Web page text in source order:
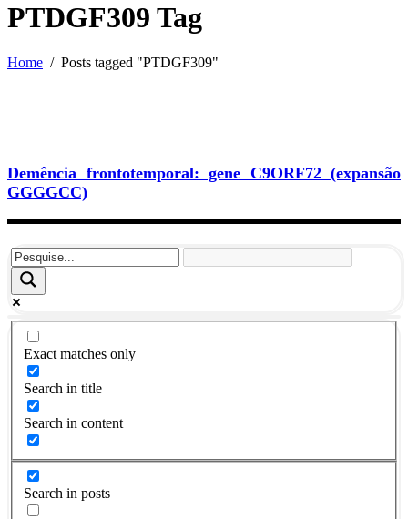
PTDGF309 Tag
Home / Posts tagged "PTDGF309"
Demência frontotemporal: gene C9ORF72 (expansão
GGGGCC)
Exact matches only
Search in title
Search in content
Search in posts